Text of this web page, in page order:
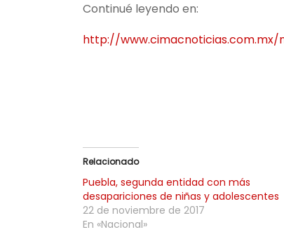
Continué leyendo en:
http://
Relacionado
Puebla, segunda entidad con más
desapariciones de niñas y adolescentes
22 de noviembre de 2017
En «Nacional»